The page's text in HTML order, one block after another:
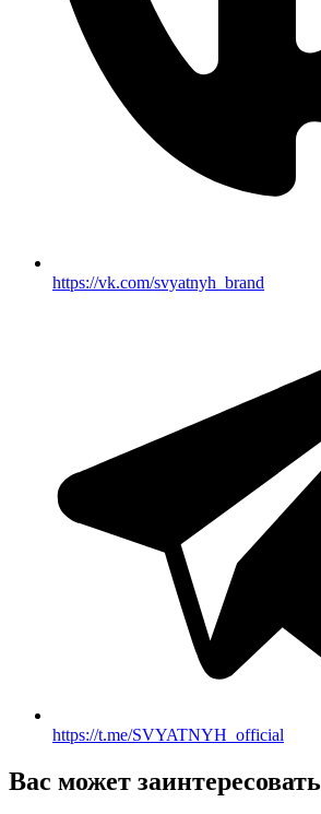
https://vk.com/svyatnyh_brand
https://t.me/SVYATNYH_official
Вас может заинтересовать